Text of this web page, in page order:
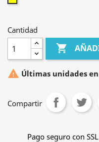
Cantidad

 Últimas unidades
Compartir
Pago seguro con SSL